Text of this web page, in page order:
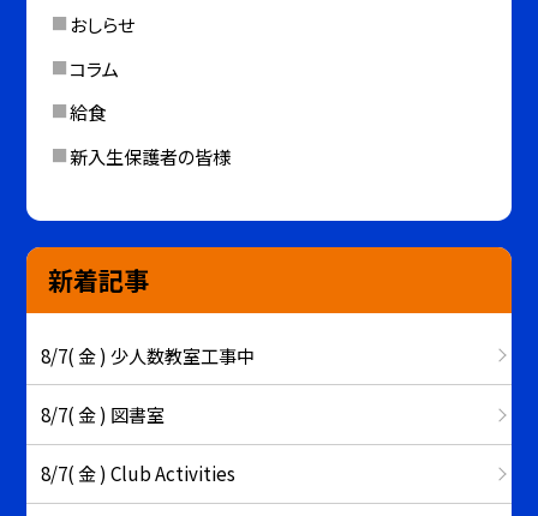
おしらせ
コラム
給食
新入生保護者の皆様
新着記事
8/7( 金 ) 少人数教室工事中
8/7( 金 ) 図書室
8/7( 金 ) Club Activities